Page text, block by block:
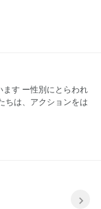
す ー性別にとらわれ
ちは、アクションをは